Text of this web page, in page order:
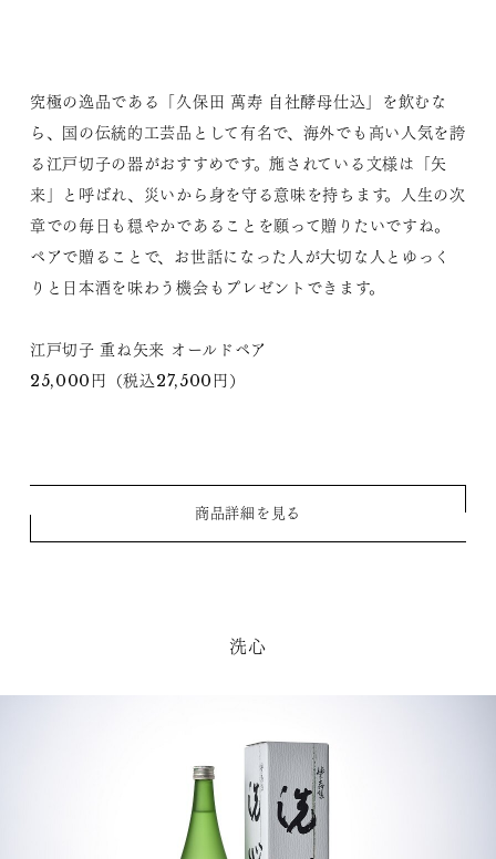
究極の逸品である「久保田 萬寿 自社酵母仕込」を飲むな
ら、国の伝統的工芸品として有名で、海外でも高い人気を誇
る江戸切子の器がおすすめです。施されている文様は「矢
来」と呼ばれ、災いから身を守る意味を持ちます。人生の次
章での毎日も穏やかであることを願って贈りたいですね。
ペアで贈ることで、お世話になった人が大切な人とゆっく
りと日本酒を味わう機会もプレゼントできます。
江戸切子 重ね矢来 オールドペア
25,000円（税込27,500円）
商品詳細を見る
洗心